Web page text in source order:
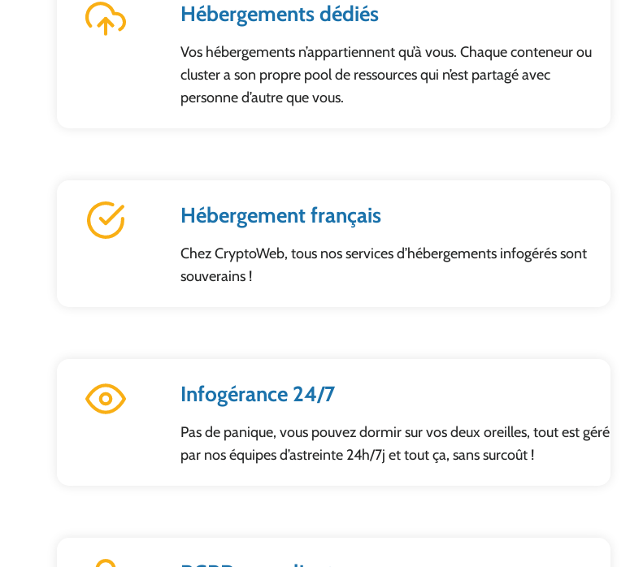
Hébergements dédiés
Vos hébergements n’appartiennent qu’à vous. Chaque conteneur ou
cluster a son propre pool de ressources qui n’est partagé avec
personne d’autre que vous.
Hébergement français
Chez CryptoWeb, tous nos services d’hébergements infogérés sont
souverains !
Infogérance 24/7
Pas de panique, vous pouvez dormir sur vos deux oreilles, tout est géré
par nos équipes d’astreinte 24h/7j et tout ça, sans surcoût !